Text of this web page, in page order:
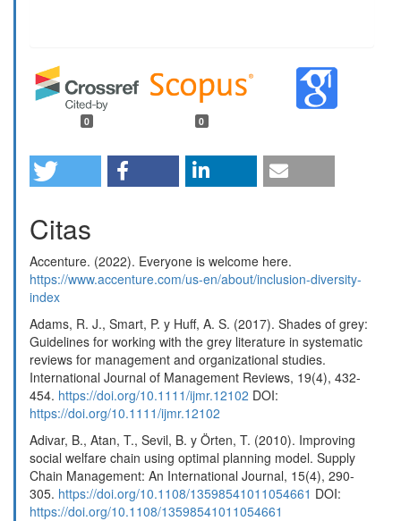
0 0
Citas
Accenture. (2022). Everyone is welcome here.
https://www.accenture.com/us-en/about/inclusion-diversity-
index
Adams, R. J., Smart, P. y Huff, A. S. (2017). Shades of grey:
Guidelines for working with the grey literature in systematic
reviews for management and organizational studies.
International Journal of Management Reviews, 19(4), 432-
454. https://doi.org/10.1111/ijmr.12102 DOI:
https://doi.org/10.1111/ijmr.12102
Adivar, B., Atan, T., Sevil, B. y Örten, T. (2010). Improving
social welfare chain using optimal planning model. Supply
Chain Management: An International Journal, 15(4), 290-
305. https://doi.org/10.1108/13598541011054661 DOI:
https://doi.org/10.1108/13598541011054661